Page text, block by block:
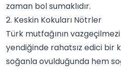
zaman bol sumaklıdır.
2. Keskin Kokuları Nötrler
Türk mutfağının
yendiğinde rahatsız edici bir
soğanla ovulduğunda hem